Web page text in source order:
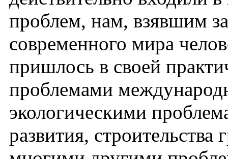
проблем, нам, взявшим
современного мира
пришлось в своей
проблемами
экологическими
развития,